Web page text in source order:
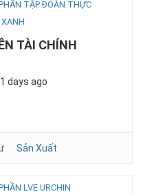
TẬP ĐOÀN THỰC
TÀI CHÍNH
days ago
Sản Xuất
LVE URCHIN